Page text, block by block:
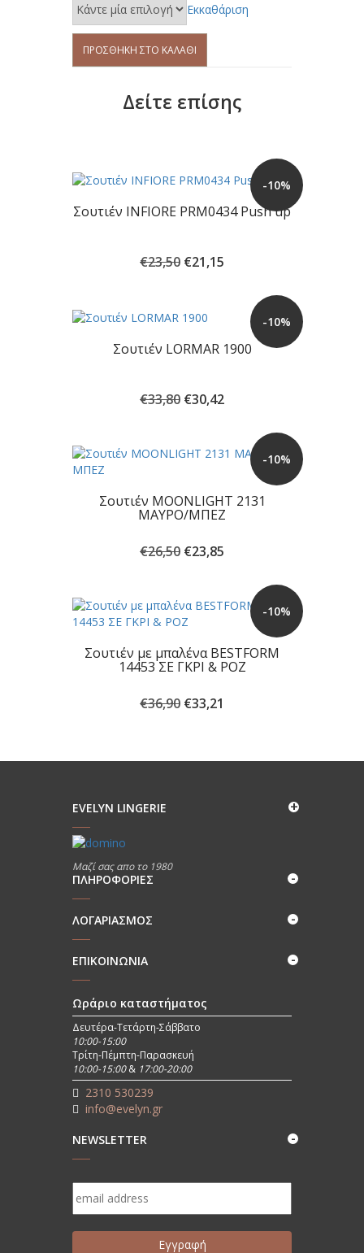
Εκκαθάριση
DORINA
χρώματα
ΠΡΟΣΘΉΚΗ ΣΤΟ ΚΑΛΆΘΙ
Δείτε επίσης
-10%
Σουτιέν INFIORE PRM0434 Push up
€23,50 Original
€21,15
€21,15.
-10%
Σουτιέν LORMAR 1900
€33,80 Original
€30,42
€30,42.
-10%
Σουτιέν MOONLIGHT 2131
ΜΑΥΡΟ/ΜΠΕΖ
€26,50 Original
€23,85
€23,85.
-10%
Σουτιέν με μπαλένα BESTFORM
14453 ΣΕ ΓΚΡΙ & ΡΟΖ
€36,90 Original
€33,21
€33,21.
EVELYN LINGERIE
Μαζί σας απο το 1980
ΠΛΗΡΟΦΟΡΊΕΣ
ΛΟΓΑΡΙΑΣΜΟΣ
ΕΠΙΚΟΙΝΩΝΊΑ
Ωράριο καταστήματος
Δευτέρα-Τετάρτη-Σάββατο
10:00-15:00
Τρίτη-Πέμπτη-Παρασκευή
10:00-15:00& 17:00-20:00
2310 530239
info@evelyn.gr
NEWSLETTER